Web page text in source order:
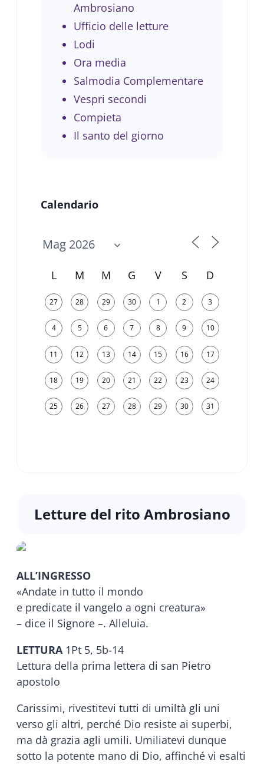
Ambrosiano
Ufficio delle letture
Lodi
Ora media
Salmodia Complementare
Vespri secondi
Compieta
Il santo del giorno
Calendario
L M M G V S D
27 28 29 30 1 2 3
4 5 6 7 8 9 10
11 12 13 14 15 16 17
18 19 20 21 22 23 24
25 26 27 28 29 30 31
Letture del rito Ambrosiano
ALL’INGRESSO
«Andate in tutto il mondo
e predicate il vangelo a ogni creatura»
– dice il Signore –. Alleluia.
LETTURA1Pt 5, 5b-14
Lettura della prima lettera di san Pietro
apostolo
Carissimi, rivestitevi tutti di umiltà gli uni
verso gli altri, perché Dio resiste ai superbi,
ma dà grazia agli umili. Umiliatevi dunque
sotto la potente mano di Dio, affinché vi esalti